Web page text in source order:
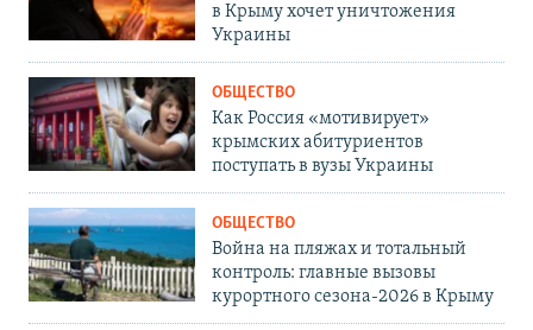
в Крыму хочет уничтожения
Украины
ОБЩЕСТВО
Как Россия «мотивирует»
крымских абитуриентов
поступать в вузы Украины
ОБЩЕСТВО
Война на пляжах и тотальный
контроль: главные вызовы
курортного сезона-2026 в Крыму